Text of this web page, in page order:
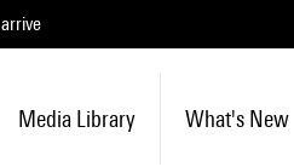
arrive
Media Library What's New